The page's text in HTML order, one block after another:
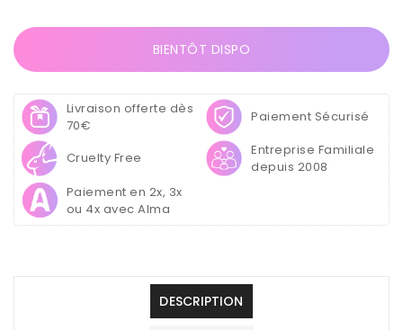
Feuilles
–
Prédécoupées
pour
Dépose
Gel
&amp;
Vernis
Feuilles
d’Aluminium
–
Prédécoupées
Dépose
&amp;
Vernis
BIENTÔT DISPO
Livraison offerte dès
70€
Paiement Sécurisé
Cruelty Free
Entreprise Familiale
depuis 2008
Paiement en 2x, 3x
ou 4x avec Alma
DESCRIPTION